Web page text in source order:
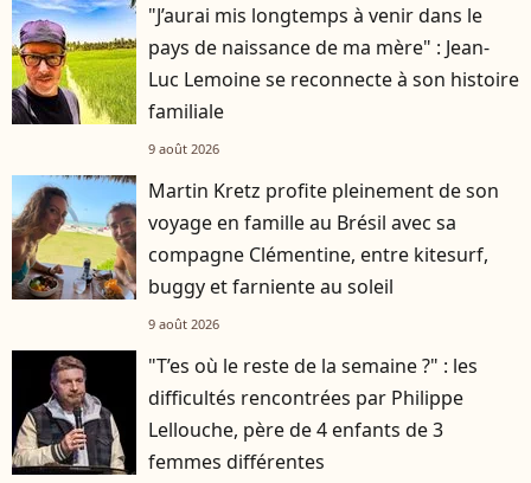
"J’aurai mis longtemps à venir dans le
pays de naissance de ma mère" : Jean-
Luc Lemoine se reconnecte à son histoire
familiale
9 août 2026
Martin Kretz profite pleinement de son
voyage en famille au Brésil avec sa
compagne Clémentine, entre kitesurf,
buggy et farniente au soleil
9 août 2026
"T’es où le reste de la semaine ?" : les
difficultés rencontrées par Philippe
Lellouche, père de 4 enfants de 3
femmes différentes